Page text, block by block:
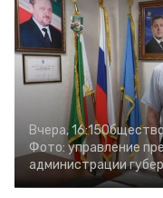
Вчера, 16:15
Фото: управление
администрации